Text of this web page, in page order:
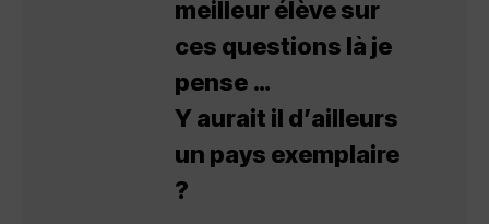
meilleur élève sur
ces questions là je
pense …
Y aurait il d’ailleurs
un pays exemplaire
?